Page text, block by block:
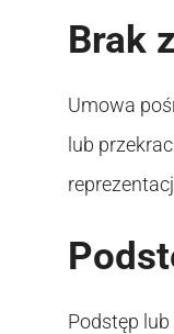
Brak
Umowa
lub
Podstęp